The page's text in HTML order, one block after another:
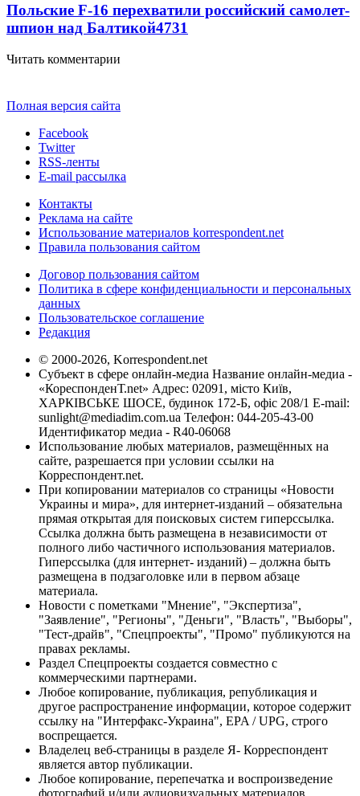
Польские F-16 перехватили российский самолет-
шпион над Балтикой4731
Читать комментарии
Полная версия сайта
Facebook
Twitter
RSS-ленты
E-mail рассылка
Контакты
Реклама на сайте
Использование материалов korrespondent.net
Правила пользования сайтом
Договор пользования сайтом
Политика в сфере конфиденциальности и персональных
данных
Пользовательское соглашение
Редакция
© 2000-2026, Korrespondent.net
Субъект в сфере онлайн-медиа Название онлайн-медиа -
«КореспонденТ.net» Адрес: 02091, місто Київ,
ХАРКІВСЬКЕ ШОСЕ, будинок 172-Б, офіс 208/1 E-mail:
sunlight@mediadim.com.ua Телефон: 044-205-43-00
Идентификатор медиа - R40-06068
Использование любых материалов, размещённых на
сайте, разрешается при условии ссылки на
Корреспондент.net.
При копировании материалов со страницы «Новости
Украины и мира», для интернет-изданий – обязательна
прямая открытая для поисковых систем гиперссылка.
Ссылка должна быть размещена в независимости от
полного либо частичного использования материалов.
Гиперссылка (для интернет- изданий) – должна быть
размещена в подзаголовке или в первом абзаце
материала.
Новости с пометками "Мнение", "Экспертиза",
"Заявление", "Регионы", "Деньги", "Власть", "Выборы",
"Тест-драйв", "Спецпроекты", "Промо" публикуются на
правах рекламы.
Раздел Спецпроекты создается совместно с
коммерческими партнерами.
Любое копирование, публикация, републикация и
другое распространение информации, которое содержит
ссылку на "Интерфакс-Украина", EPA / UPG, строго
воспрещается.
Владелец веб-страницы в разделе Я- Корреспондент
является автор публикации.
Любое копирование, перепечатка и воспроизведение
фотографий и/или аудиовизуальных материалов,